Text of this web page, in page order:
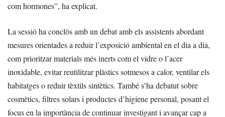
com hormones”, ha explicat.
La sessió ha conclòs amb un debat amb els assistents abordant
mesures orientades a reduir l’exposició ambiental en el dia a dia,
com prioritzar materials més inerts com el vidre o l’acer
inoxidable, evitar reutilitzar plàstics sotmesos a calor, ventilar els
habitatges o reduir tèxtils sintètics. També s’ha debatut sobre
cosmètics, filtres solars i productes d’higiene personal, posant el
focus en la importància de continuar investigant i avançar cap a